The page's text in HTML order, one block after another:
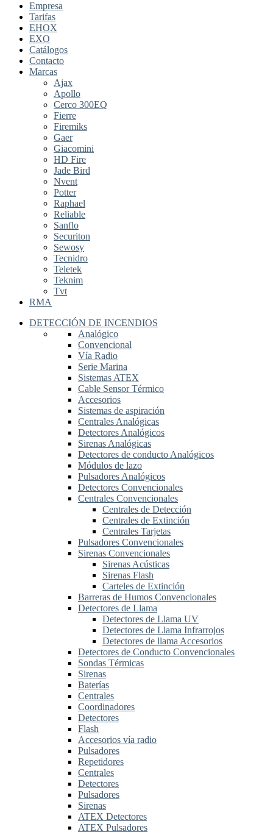
Empresa
Tarifas
EHOX
EXO
Catálogos
Contacto
Marcas
Ajax
Apollo
Cerco 300EQ
Fierre
Firemiks
Gaer
Giacomini
HD Fire
Jade Bird
Nvent
Potter
Raphael
Reliable
Sanflo
Securiton
Sewosy
Tecnidro
Teletek
Teknim
Tvt
RMA
DETECCIÓN DE INCENDIOS
Analógico
Convencional
Vía Radio
Serie Marina
Sistemas ATEX
Cable Sensor Térmico
Accesorios
Sistemas de aspiración
Centrales Analógicas
Detectores Analógicos
Sirenas Analógicas
Detectores de conducto Analógicos
Módulos de lazo
Pulsadores Analógicos
Detectores Convencionales
Centrales Convencionales
Centrales de Detección
Centrales de Extinción
Centrales Tarjetas
Pulsadores Convencionales
Sirenas Convencionales
Sirenas Acústicas
Sirenas Flash
Carteles de Extinción
Barreras de Humos Convencionales
Detectores de Llama
Detectores de Llama UV
Detectores de Llama Infrarrojos
Detectores de llama Accesorios
Detectores de Conducto Convencionales
Sondas Térmicas
Sirenas
Baterías
Centrales
Coordinadores
Detectores
Flash
Accesorios vía radio
Pulsadores
Repetidores
Centrales
Detectores
Pulsadores
Sirenas
ATEX Detectores
ATEX Pulsadores